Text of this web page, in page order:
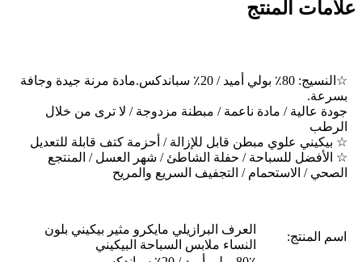
علامات المنتج
☆
النسيج: 80٪ بولي أميد / 20٪ سباندكس.مادة مرنة جيدة وجافة
بسرعة.
جودة عالية / مادة ناعمة / مبطنة مزدوجة / لا ترى من خلال
الرطب
☆ بيكيني علوي مبطن قابل للإزالة / أحزمة كتف قابلة للتعديل
☆ الأفضل للسباحة / حفلة الشاطئ / شهر العسل / المنتجع
الصحي / الاستحمام / التجفيف السريع والمريح
اسم المنتج:
العرف البرازيلي مايكرو مثير بيكيني بلون
النساء ملابس السباحة البيكيني